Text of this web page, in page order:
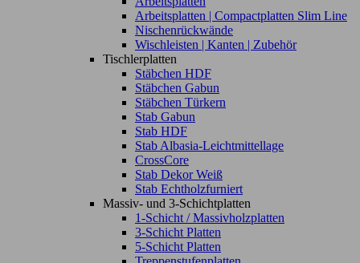
Arbeitsplatten | Compactplatten Slim Line
Nischenrückwände
Wischleisten | Kanten | Zubehör
Tischlerplatten
Stäbchen HDF
Stäbchen Gabun
Stäbchen Türkern
Stab Gabun
Stab HDF
Stab Albasia-Leichtmittellage
CrossCore
Stab Dekor Weiß
Stab Echtholzfurniert
Massiv- und 3-Schichtplatten
1-Schicht / Massivholzplatten
3-Schicht Platten
5-Schicht Platten